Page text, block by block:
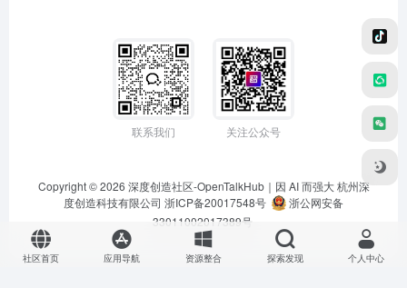
联系我们 关注公众号
Copyright © 2026 深度创造社区-OpenTalkHub｜因 AI 而强大 杭州深
度创造科技有限公司 浙ICP备20017548号
浙公网安备
33011002017389号
社区首页 应用导航 资源整合 探索发现 个人中心